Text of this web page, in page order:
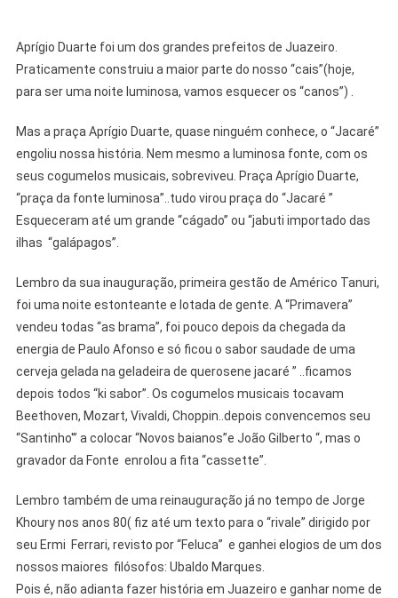
Aprígio Duarte foi um dos grandes prefeitos de Juazeiro.
Praticamente construiu a maior parte do nosso “cais”(hoje,
para ser uma noite luminosa, vamos esquecer os “canos”) .
Mas a praça Aprígio Duarte, quase ninguém conhece, o “Jacaré”
engoliu nossa história. Nem mesmo a luminosa fonte, com os
seus cogumelos musicais, sobreviveu. Praça Aprígio Duarte,
“praça da fonte luminosa”..tudo virou praça do “Jacaré ”
Esqueceram até um grande “cágado” ou “jabuti importado das
ilhas “galápagos”.
Lembro da sua inauguração, primeira gestão de Américo Tanuri,
foi uma noite estonteante e lotada de gente. A “Primavera”
vendeu todas “as brama”, foi pouco depois da chegada da
energia de Paulo Afonso e só ficou o sabor saudade de uma
cerveja gelada na geladeira de querosene jacaré ” ..ficamos
depois todos “ki sabor”. Os cogumelos musicais tocavam
Beethoven, Mozart, Vivaldi, Choppin..depois convencemos seu
“Santinho'” a colocar “Novos baianos”e João Gilberto “, mas o
gravador da Fonte enrolou a fita “cassette”.
Lembro também de uma reinauguração já no tempo de Jorge
Khoury nos anos 80( fiz até um texto para o “rivale” dirigido por
seu Ermi Ferrari, revisto por “Feluca” e ganhei elogios de um dos
nossos maiores filósofos: Ubaldo Marques.
Pois é, não adianta fazer história em Juazeiro e ganhar nome de